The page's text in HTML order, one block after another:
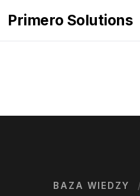
Primero Solutions
BAZA WIEDZY /